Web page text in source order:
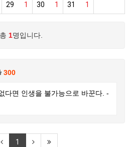
1
29 1
30 1
31
1명입니다.
300
다면 인생을 불가능으로 바꾼다. -
1